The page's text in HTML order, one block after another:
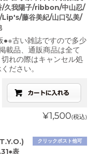
/久我陽子/ribbon/中山忍/
Lip's/藤谷美紀/山口弘美/
●※古い雑誌ですので多少
載品、通販商品は全て
れの際はキャンセル処
ださい。
¥1,500(税込)
クリックポスト他可
表